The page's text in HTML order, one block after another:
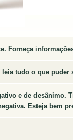
Forneça
tudo o que puder
e de desânimo.
Esteja bem